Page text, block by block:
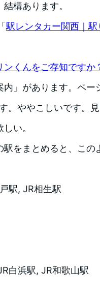
構あります。
駅レンタカー関西｜駅
ンくんをご存知ですか
」があります。ペー
。ややこしいです。
い。
をまとめると、この
駅, JR相生駅
白浜駅, JR和歌山駅